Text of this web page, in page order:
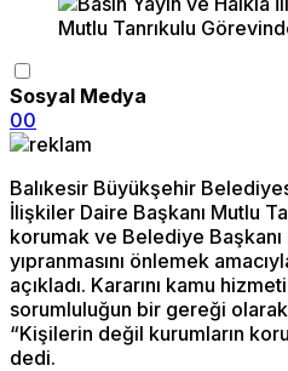
Sosyal Medya
00
Balıkesir Büyükşehir
İlişkiler Daire Başkanı Mutlu
korumak ve Belediye Başkanı
yıpranmasını önlemek
açıkladı. Kararını kamu
sorumluluğun bir gereği
“Kişilerin değil kurumların
dedi.